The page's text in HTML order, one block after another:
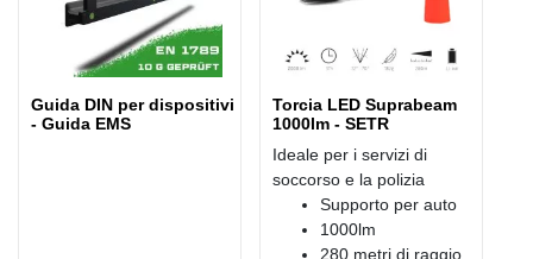
Guida DIN per dispositivi
- Guida EMS
Torcia LED Suprabeam
1000lm - SETR
Ideale per i servizi di
soccorso e la polizia
Supporto per auto
1000lm
280 metri di raggio